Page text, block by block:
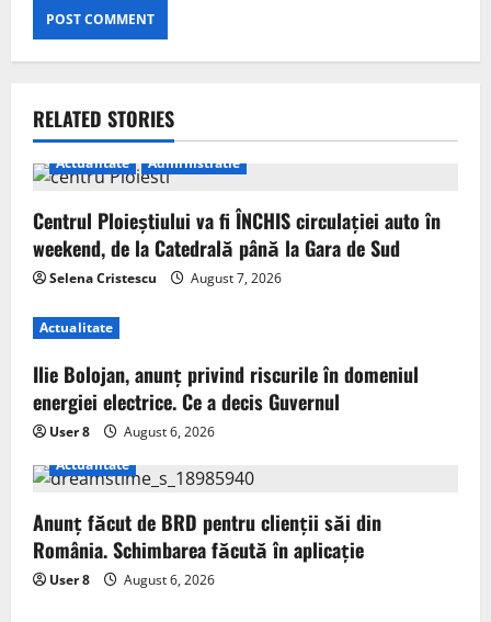
RELATED STORIES
Actualitate Administratie
Centrul Ploieștiului va fi ÎNCHIS circulației auto în
weekend, de la Catedrală până la Gara de Sud
Selena Cristescu August 7, 2026
Actualitate
Ilie Bolojan, anunț privind riscurile în domeniul
energiei electrice. Ce a decis Guvernul
User 8
August 6, 2026
Actualitate
Anunț făcut de BRD pentru clienții săi din
România. Schimbarea făcută în aplicație
User 8 August 6, 2026